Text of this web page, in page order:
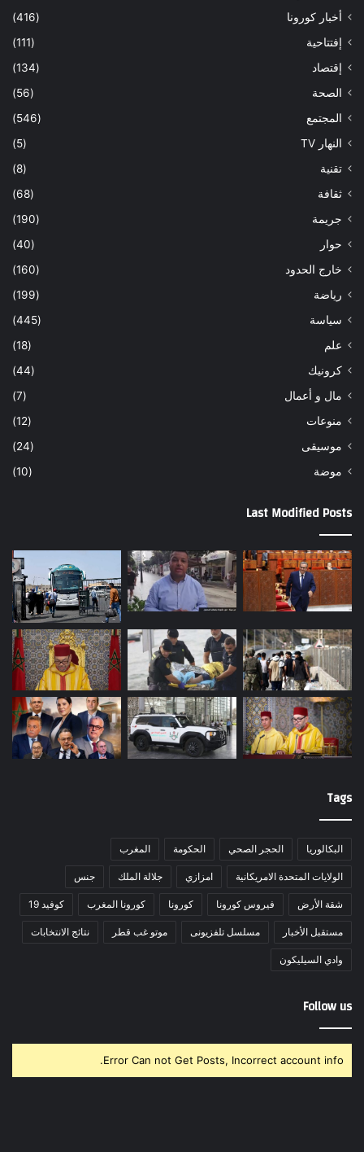
أخبار كورونا
(416)
إفتتاحية
(111)
إقتصاد
(134)
الصحة
(56)
المجتمع
(546)
النهار TV
(5)
تقنية
(8)
ثقافة
(68)
جريمة
(190)
حوار
(40)
خارج الحدود
(160)
رياضة
(199)
سياسة
(445)
علم
(18)
كرونيك
(44)
مال و أعمال
(7)
منوعات
(12)
موسيقى
(24)
موضة
(10)
Last Modified Posts
Tags
البكالوريا الحجر الصحي الحكومة المغرب
الولايات المتحدة الامريكانية امزازي جلالة الملك جنس
شقة الأرض فيروس كورونا كورونا كورونا المغرب كوفيد 19
مستقبل الأخبار مسلسل تلفزيونى موتو غب قطر نتائج الانتخابات
وادي السيليكون
Follow us
Error Can not Get Posts, Incorrect account info.